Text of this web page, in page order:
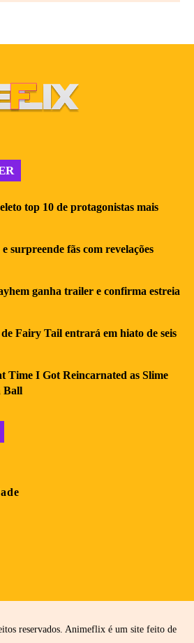
top 10 de protagonistas mais
surpreende fãs com revelações
ganha trailer e confirma estreia
Fairy Tail entrará em hiato de seis
Time I Got Reincarnated as Slime
Ball
reservados. Animeflix é um site feito de